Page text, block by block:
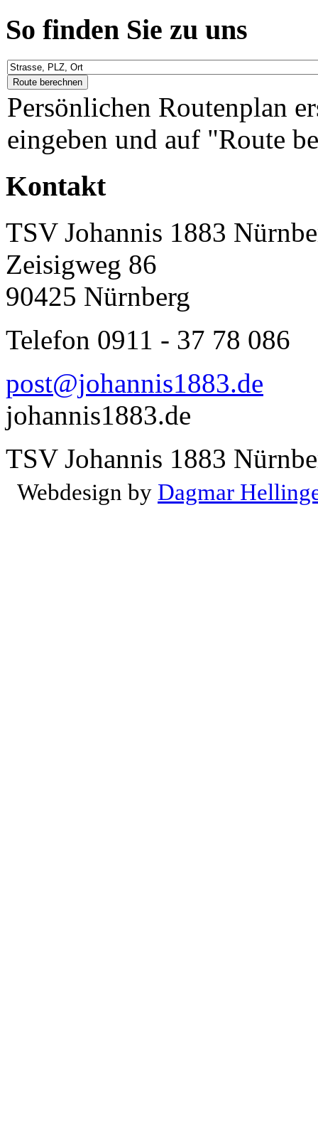
So finden Sie zu uns
Persönlichen Routenplan
eingeben und auf "Route
Kontakt
TSV Johannis 1883
Zeisigweg 86
90425 Nürnberg
Telefon 0911 - 37 78 086
post@johannis1883.de
johannis1883.de
TSV Johannis 1883
Webdesign by Dagmar